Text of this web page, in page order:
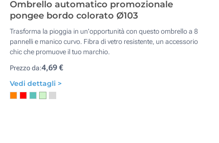
Ombrello automatico promozionale
pongee bordo colorato Ø103
Trasforma la pioggia in un'opportunità con questo ombrello a 8
pannelli e manico curvo. Fibra di vetro resistente, un accessorio
chic che promuove il tuo marchio.
Prezzo da:4,69 €
Vedi dettagli >